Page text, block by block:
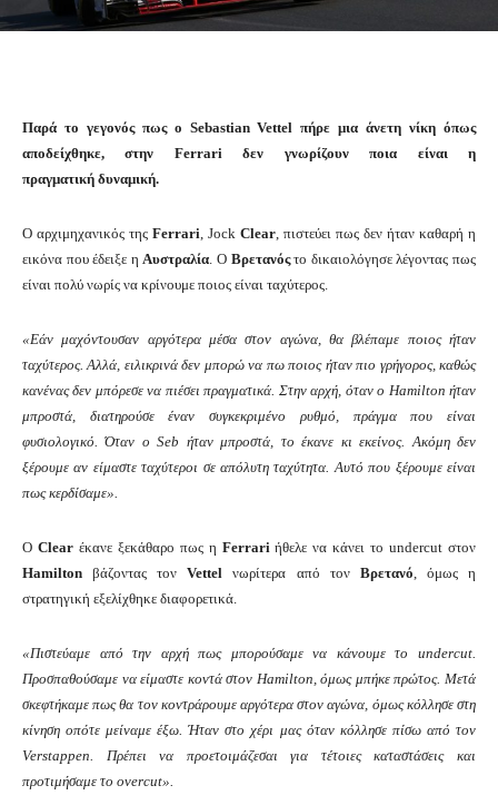
Παρά το γεγονός πως ο Sebastian Vettel πήρε μια άνετη νίκη όπως
αποδείχθηκε, στην Ferrari δεν γνωρίζουν ποια είναι η
πραγματική δυναμική.
Ο αρχιμηχανικός της Ferrari , Jock Clear , πιστεύει πως δεν ήταν καθαρή η
εικόνα που έδειξε η Αυστραλία . Ο Βρετανόςτο δικαιολόγησε λέγοντας πως
είναι πολύ νωρίς να κρίνουμε ποιος είναι ταχύτερος.
«Εάν μαχόντουσαν αργότερα μέσα στον αγώνα, θα βλέπαμε ποιος ήταν
ταχύτερος. Αλλά, ειλικρινά δεν μπορώ να πω ποιος ήταν πιο γρήγορος, καθώς
κανένας δεν μπόρεσε να πιέσει πραγματικά. Στην αρχή, όταν ο Hamilton ήταν
μπροστά, διατηρούσε έναν συγκεκριμένο ρυθμό, πράγμα που είναι
φυσιολογικό. Όταν ο Seb ήταν μπροστά, το έκανε κι εκείνος. Ακόμη δεν
ξέρουμε αν είμαστε ταχύτεροι σε απόλυτη ταχύτητα. Αυτό που ξέρουμε είναι
πως κερδίσαμε».
Ο Clearέκανε ξεκάθαρο πως η Ferrari ήθελε να κάνει το undercut στον
Hamilton βάζοντας τονVettel νωρίτερα από τον Βρετανό , όμως η
στρατηγική εξελίχθηκε διαφορετικά.
«Πιστεύαμε από την αρχή πως μπορούσαμε να κάνουμε το undercut.
Προσπαθούσαμε να είμαστε κοντά στον Hamilton, όμως μπήκε πρώτος. Μετά
σκεφτήκαμε πως θα τον κοντράρουμε αργότερα στον αγώνα, όμως κόλλησε στη
κίνηση οπότε μείναμε έξω. Ήταν στο χέρι μας όταν κόλλησε πίσω από τον
Verstappen. Πρέπει να προετοιμάζεσαι για τέτοιες καταστάσεις και
προτιμήσαμε το overcut».